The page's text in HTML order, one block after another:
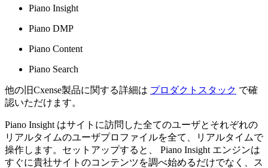
Piano Insight
Piano DMP
Piano Content
Piano Search
他の旧Cxense製品に関する詳細は プロダクトスタック で確
認いただけます。
Piano Insight はサイトに訪問した全てのユーザとそれぞれの
リアルタイムのユーザプロファイルを全て、リアルタイムで
操作します。セットアップすると、 Piano Insight エンジンは
すぐに貴社サイトのコンテンツを調べ始めるだけでなく、ス